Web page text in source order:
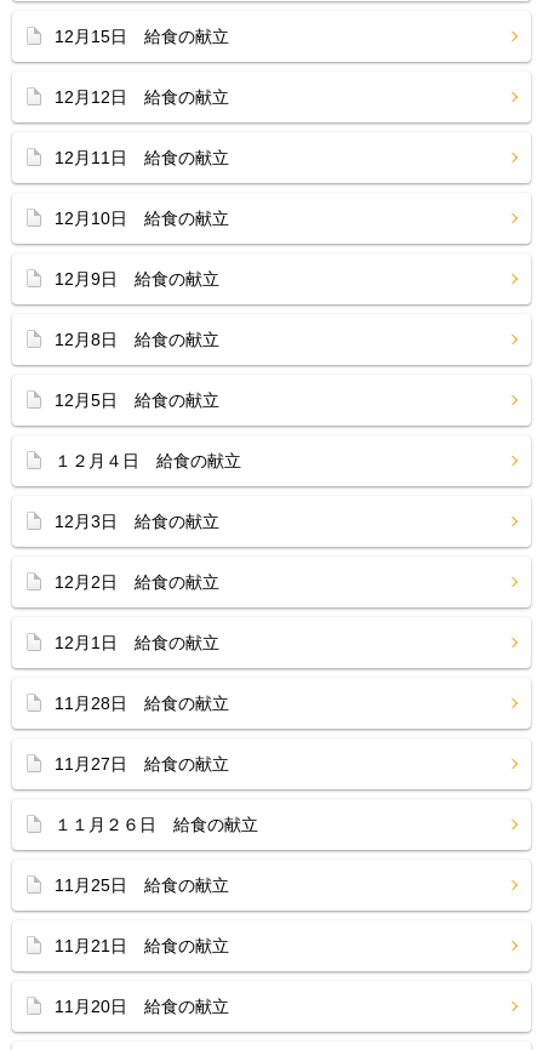
12月15日 給食の献立
12月12日 給食の献立
12月11日 給食の献立
12月10日 給食の献立
12月9日 給食の献立
12月8日 給食の献立
12月5日 給食の献立
１２月４日 給食の献立
12月3日 給食の献立
12月2日 給食の献立
12月1日 給食の献立
11月28日 給食の献立
11月27日 給食の献立
１１月２６日 給食の献立
11月25日 給食の献立
11月21日 給食の献立
11月20日 給食の献立